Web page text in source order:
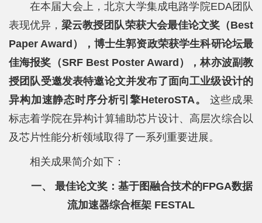
师
资
队
科
学
在本届大会上，北京大学集成电路学院EDA团队
表现优异，梁云教授团队荣获大会最佳论文奖（Best
Paper Award），博士生郭资政荣获学生科研论坛最
佳海报奖（SRF Best Poster Award），林亦波副教
授团队受邀发表特邀论文并发布了面向工业级设计的
异构加速静态时序分析引擎HeteroSTA。
这些成果
标志着学院在异构计算辅助芯片设计、高层次综合以
及芯片性能分析领域取得了一系列重要进展。
相关成果简介如下：
一、 最佳论文奖：基于图融合技术的FPGA数据
流加速器综合框架 FESTAL